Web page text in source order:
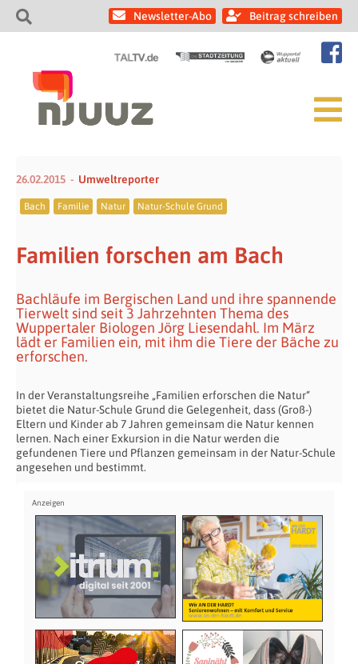
Newsletter-Abo Beitrag schreiben
26.02.2015 Umweltreporter
Bach Familie Natur Natur-Schule Grund
Familien forschen am Bach
Bachläufe im Bergischen Land und ihre spannende
Tierwelt sind seit 3 Jahrzehnten Thema des
Wuppertaler Biologen Jörg Liesendahl. Im März
lädt er Familien ein, mit ihm die Tiere der Bäche zu
erforschen.
In der Veranstaltungsreihe „Familien erforschen die Natur“
bietet die Natur-Schule Grund die Gelegenheit, dass (Groß-)
Eltern und Kinder ab 7 Jahren gemeinsam die Natur kennen
lernen. Nach einer Exkursion in die Natur werden die
gefundenen Tiere und Pflanzen gemeinsam in der Natur-Schule
angesehen und bestimmt.